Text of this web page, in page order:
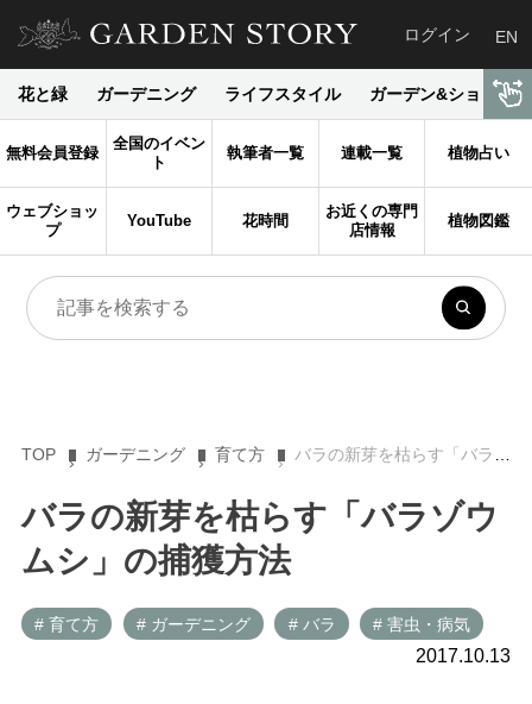
ログイン EN
花と緑 ガーデニング ライフスタイル ガーデン&ショップ
無料会員登録
全国のイベン
ト
執筆者一覧 連載一覧 植物占い
ウェブショッ
プ
YouTube 花時間
お近くの専門
店情報
植物図鑑
TOP ガーデニング 育て方 バラの新芽を枯らす「バラゾウムシ」の捕獲方法
バラの新芽を枯らす「バラゾウ
ムシ」の捕獲方法
# 育て方 # ガーデニング # バラ # 害虫・病気
2017.10.13